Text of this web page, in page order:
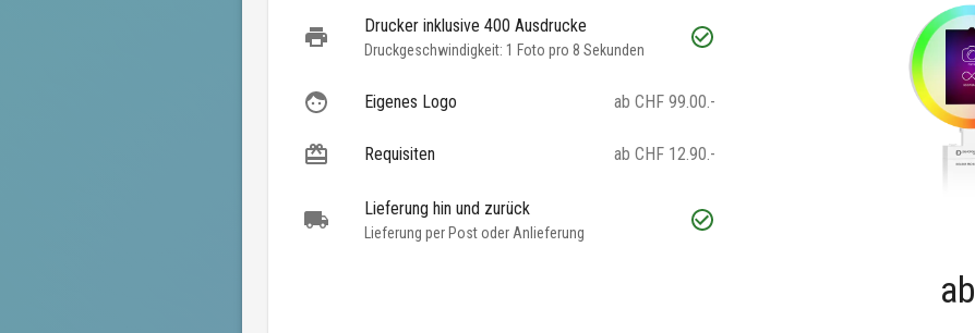
Drucker inklusive 400 Ausdrucke
Druckgeschwindigkeit: 1 Foto pro 8 Sekunden
Eigenes Logo ab CHF 99.00.-
Requisiten ab CHF 12.90.-
Lieferung hin und zurück
Lieferung per Post oder Anlieferung
ab